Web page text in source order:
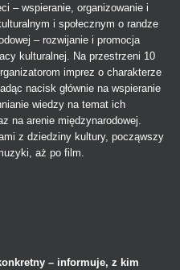
– wspieranie, organizowanie i
i społecznym o randze
– rozwijanie i promocja
kulturalnej. Na przestrzeni 10
imprez o charakterze
nacisk głównie na wspieranie
wiedzy na temat ich
na arenie międzynarodowej.
z dziedziny kultury, począwszy
aż po film.
– informuje, z kim